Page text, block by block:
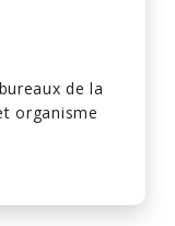
de la
organisme